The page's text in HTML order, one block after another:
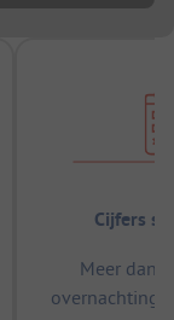
Cijfers
Meer dan